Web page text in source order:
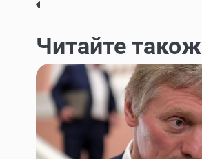
Post
navigation
Читайте також